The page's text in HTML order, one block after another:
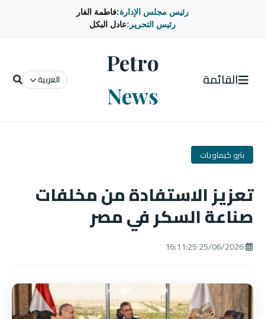
رئيس مجلس الإدارة:فاطمة الفار
رئيس التحرير:عادل البكل
القائمة
Petro
News
العربية
بترو كيماويات
تعزيز الاستفادة من مخلفات
صناعة السكر في مصر